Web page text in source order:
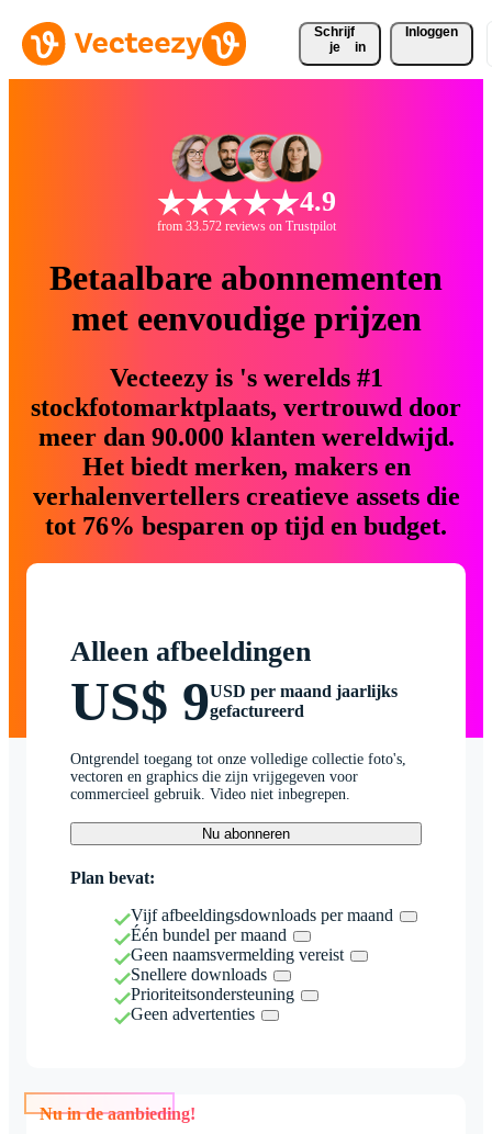
Schrijf
je
in
Inloggen
4.9
from 33.572 reviews on Trustpilot
Betaalbare abonnementen
met eenvoudige prijzen
Vecteezy is 's werelds #1
stockfotomarktplaats, vertrouwd door
meer dan 90.000 klanten wereldwijd.
Het biedt merken, makers en
verhalenvertellers creatieve assets die
tot 76% besparen op tijd en budget.
Alleen afbeeldingen
US$ 9USD per maand jaarlijks
gefactureerd
Ontgrendel toegang tot onze volledige collectie foto's,
vectoren en graphics die zijn vrijgegeven voor
commercieel gebruik. Video niet inbegrepen.
Nu abonneren
Plan bevat:
Vijf afbeeldingsdownloads per maand
Één bundel per maand
Geen naamsvermelding vereist
Snellere downloads
Prioriteitsondersteuning
Geen advertenties
Nu in de aanbieding!